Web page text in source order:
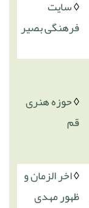
◊سایت
فرهنگی بصیر
◊حوزه هنری
قم
◊اخر الزمان و
ظهور مهدی